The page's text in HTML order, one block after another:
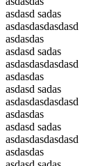
asdasd sadas
asdasdasdasdasd
asdasdas
asdasd sadas
asdasdasdasdasd
asdasdas
asdasd sadas
asdasdasdasdasd
asdasdas
asdasd sadas
asdasdasdasdasd
asdasdas